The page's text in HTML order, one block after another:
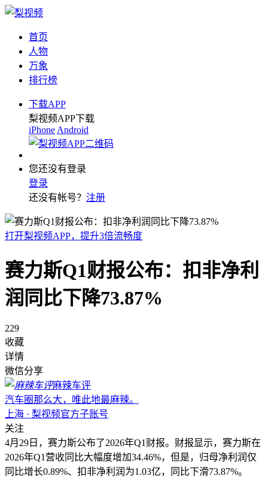
首页
人物
万象
排行榜
下载APP
梨视频APP下载
iPhone Android
您还没有登录
登录
还没有帐号？ 注册
打开梨视频APP，提升3倍流畅度
赛力斯Q1财报公布：扣非净利
润同比下降73.87%
229
收藏
详情
微信分享
麻辣车评
汽车圈那么大，唯此地最麻辣。
上海 · 梨视频官方子账号
关注
4月29日，赛力斯公布了2026年Q1财报。财报显示，赛力斯在
2026年Q1营收同比大幅度增加34.46%，但是，归母净利润仅
同比增长0.89%、扣非净利润为1.03亿，同比下滑73.87%。